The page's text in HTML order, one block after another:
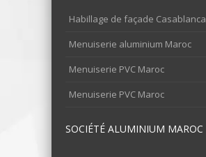
Habillage de façade Casablanca
Menuiserie aluminium Maroc
Menuiserie PVC Maroc
Menuiserie PVC Maroc
SOCIÉTÉ ALUMINIUM MAROC